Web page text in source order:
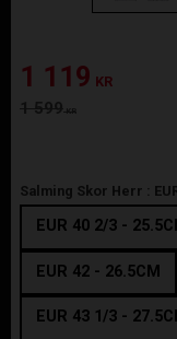
Nedsatt pris:
1 119 KR
Ordinarie pris:
1 599KR
Salming Skor Herr :
EUR 40 2/3 -
EUR 42 - 26.5CM
EUR 43 1/3 -